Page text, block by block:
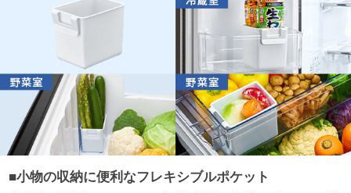
■小物の収納に便利なフレキシブルポケット